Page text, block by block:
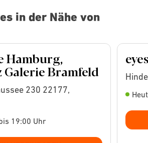
in der Nähe von
Hamburg,
Bramfeld
230 22177,
19:00 Uhr